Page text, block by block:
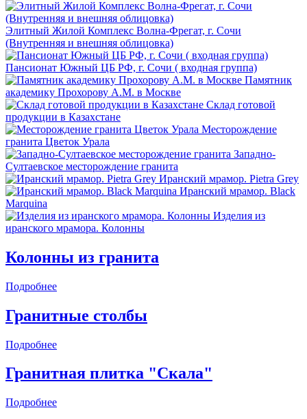
Элитный Жилой Комплекс Волна-Фрегат, г. Сочи
(Внутренняя и внешняя облицовка)
Пансионат Южный ЦБ РФ, г. Сочи ( входная группа)
Памятник
академику Прохорову А.М. в Москве
Склад готовой
продукции в Казахстане
Месторождение
гранита Цветок Урала
Западно-
Султаевское месторождение гранита
Иранский мрамор. Pietra Grey
Иранский мрамор. Black
Marquina
Изделия из
иранского мрамора. Колонны
Колонны из гранита
Подробнее
Гранитные столбы
Подробнее
Гранитная плитка "Скала"
Подробнее